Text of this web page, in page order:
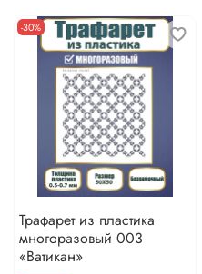
-30%
Трафарет из пластика
многоразовый 003
«Ватикан»